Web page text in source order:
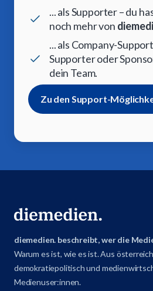
... als Supporter – du
noch mehr von
... als Company-
Supporter oder
dein Team.
Zu den Support-
diemedien. beschreibt, wer die
Warum es ist, wie es ist. Aus
demokratiepolitisch und
Medienuser:innen.